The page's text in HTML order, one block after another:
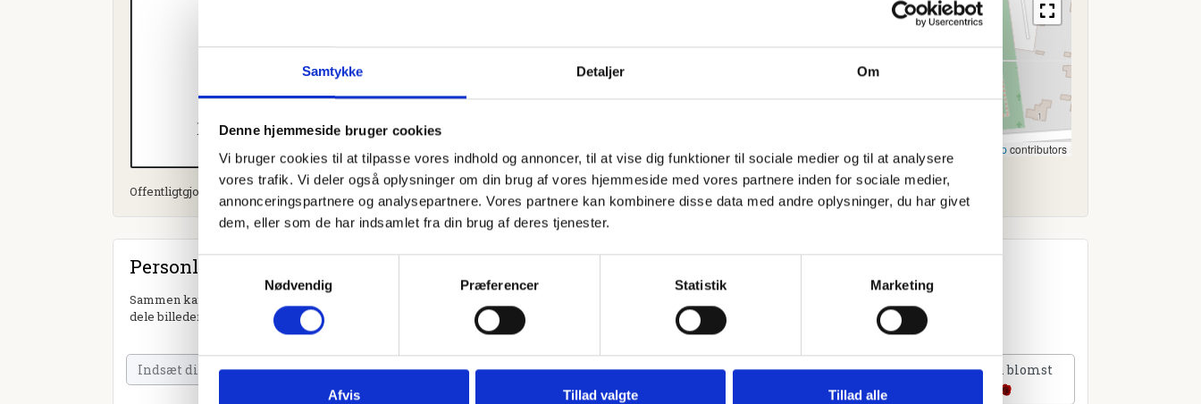
Samtykke Detaljer Om
Denne hjemmeside bruger cookies
Vi bruger cookies til at tilpasse vores indhold og annoncer, til at vise dig funktioner til sociale medier og til at analysere
vores trafik. Vi deler også oplysninger om din brug af vores hjemmeside med vores partnere inden for sociale medier,
annonceringspartnere og analysepartnere. Vores partnere kan kombinere disse data med andre oplysninger, du har givet
dem, eller som de har indsamlet fra din brug af deres tjenester.
Nødvendig
Præferencer Statistik Marketing
Afvis Tillad valgte Tillad alle
Offentligtgjort i Dagbladet Holstebro, Struer og Lemvig d. 23. maj 2023
OpenStreetMapcontributors
Personlig hilsen
Sammen kan vi mindes Ruth Jensen. Du kan tænde et lys, skrive et mindeord,
dele billeder og video eller blot sende et hjerte eller en rose
Tænd et lys Tilføj et hjerte Tilføj en blomst